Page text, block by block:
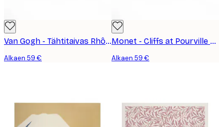
Van Gogh - Tähtitaivas Rhônen yllä Kanvaasi
Alkaen 59 €
Monet - Cliffs at Pourville Kanvaasi
Alkaen 59 €